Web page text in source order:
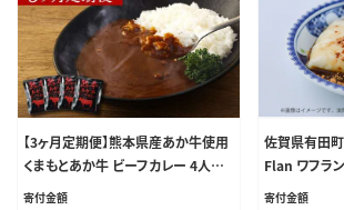
【3ヶ月定期便】熊本県産あか牛使用
くまもとあか牛 ビーフカレー 4人前
計640g(160g×4袋)
寄付金額
佐賀県有田町
Flan ワフラ
寄付金額